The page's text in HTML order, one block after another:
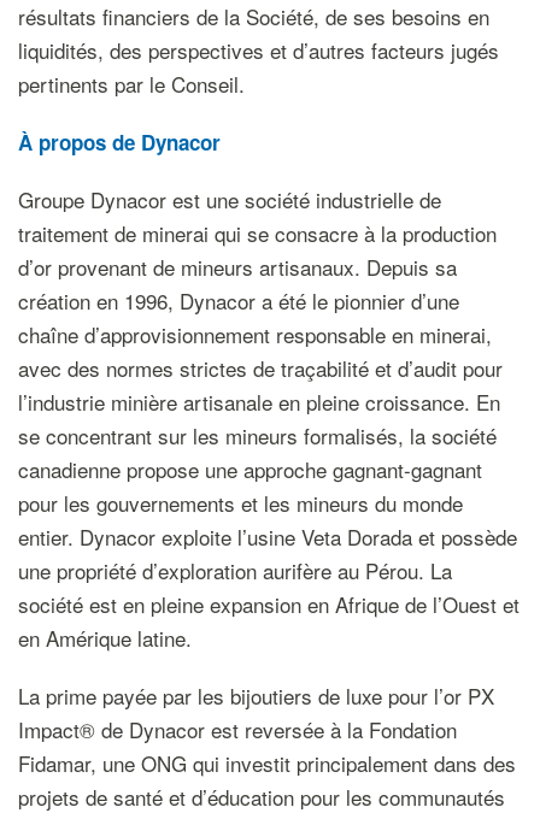
résultats financiers de la Société, de ses besoins en
liquidités, des perspectives et d’autres facteurs jugés
pertinents par le Conseil.
À propos de Dynacor
Groupe Dynacor est une société industrielle de
traitement de minerai qui se consacre à la production
d’or provenant de mineurs artisanaux. Depuis sa
création en 1996, Dynacor a été le pionnier d’une
chaîne d’approvisionnement responsable en minerai,
avec des normes strictes de traçabilité et d’audit pour
l’industrie minière artisanale en pleine croissance. En
se concentrant sur les mineurs formalisés, la société
canadienne propose une approche gagnant-gagnant
pour les gouvernements et les mineurs du monde
entier. Dynacor exploite l’usine Veta Dorada et possède
une propriété d’exploration aurifère au Pérou. La
société est en pleine expansion en Afrique de l’Ouest et
en Amérique latine.
La prime payée par les bijoutiers de luxe pour l’or PX
Impact® de Dynacor est reversée à la Fondation
Fidamar, une ONG qui investit principalement dans des
projets de santé et d’éducation pour les communautés